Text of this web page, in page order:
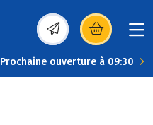
(s’ouvre dans une
Prochaine ouverture à 09:30